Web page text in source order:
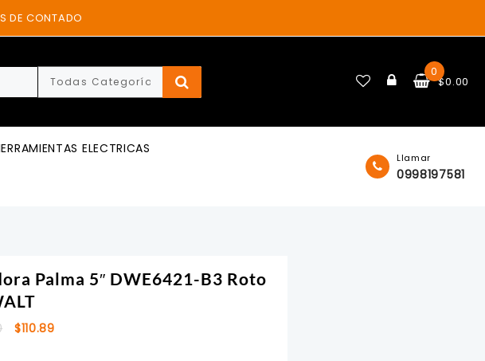
DE CONTADO
0
$0.00
ELECTRICAS
Llamar
0998197581
Palma 5″ DWE6421-B3 Roto
El
$110.89El